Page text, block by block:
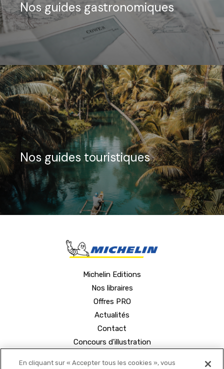
Nos guides gastronomiques
Nos guides touristiques
Michelin Editions
Nos libraires
Offres PRO
Actualités
Contact
Concours d'illustration
En cliquant sur « Accepter tous les cookies », vous